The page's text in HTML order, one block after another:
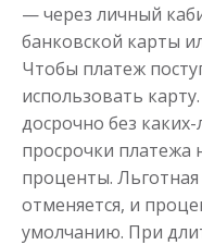
— через личный
банковской карты
Чтобы платеж
использовать
досрочно без
просрочки платежа
проценты.
отменяется, и
умолчанию. При